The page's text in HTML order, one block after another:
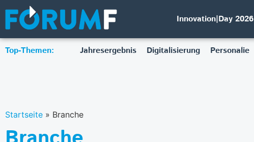
Innovation|Day 2026
Top-Themen: Jahresergebnis Digitalisierung Personalie
Startseite » Branche